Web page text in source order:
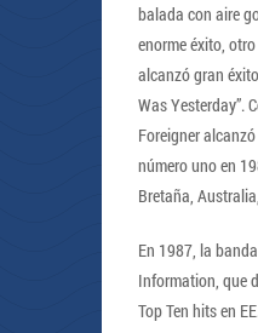
balada con aire
enorme éxito,
alcanzó gran
Was Yesterday”.
Foreigner
número uno en
Bretaña,
En 1987, la
Information, que
Top Ten hits en